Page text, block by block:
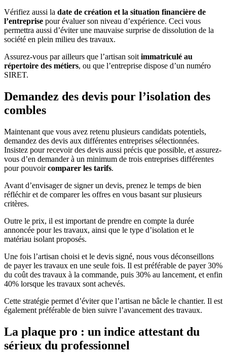
Vérifiez aussi la date de création et la situation financière de
l’entreprise pour évaluer son niveau d’expérience. Ceci vous
permettra aussi d’éviter une mauvaise surprise de dissolution de la
société en plein milieu des travaux.
Assurez-vous par ailleurs que l’artisan soitimmatriculé au
répertoire des métiers, ou que l’entreprise dispose d’un numéro
SIRET.
Demandez des devis pour l’isolation des
combles
Maintenant que vous avez retenu plusieurs candidats potentiels,
demandez des devis aux différentes entreprises sélectionnées.
Insistez pour recevoir des devis aussi précis que possible, et assurez-
vous d’en demander à un minimum de trois entreprises différentes
pour pouvoircomparer les tarifs.
Avant d’envisager de signer un devis, prenez le temps de bien
réfléchir et de comparer les offres en vous basant sur plusieurs
critères.
Outre le prix, il est important de prendre en compte la durée
annoncée pour les travaux, ainsi que le type d’isolation et le
matériau isolant proposés.
Une fois l’artisan choisi et le devis signé, nous vous déconseillons
de payer les travaux en une seule fois. Il est préférable de payer 30%
du coût des travaux à la commande, puis 30% au lancement, et enfin
40% lorsque les travaux sont achevés.
Cette stratégie permet d’éviter que l’artisan ne bâcle le chantier. Il est
également préférable de bien suivre l’avancement des travaux.
La plaque pro : un indice attestant du
sérieux du professionnel